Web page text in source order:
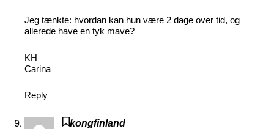
Jeg tænkte: hvordan kan hun være 2 dage over tid, og
allerede have en tyk mave?
KH
Carina
Reply
kongfinland